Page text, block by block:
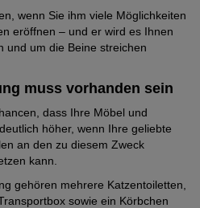
wenn Sie ihm viele Möglichkeiten
eröffnen – und er wird es Ihnen
und um die Beine streichen
muss vorhanden sein
dass Ihre Möbel und
höher, wenn Ihre geliebte
an den zu diesem Zweck
kann.
gehören mehrere Katzentoiletten,
sowie ein Körbchen